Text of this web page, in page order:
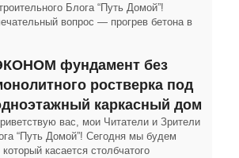
Блога “Путь Домой”!
вопрос — прогрев бетона в
фундамент без
ростверка под
каркасный дом
вас, мои Читатели и Зрители
“Путь Домой”! Сегодня мы будем
касается столбчатого